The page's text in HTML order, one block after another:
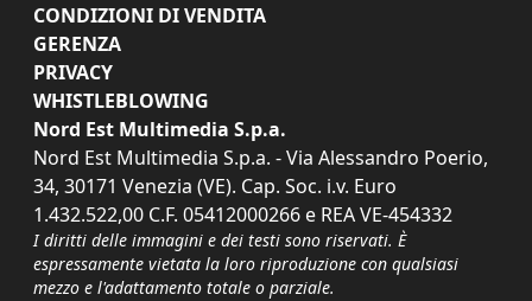
CONDIZIONI DI VENDITA
GERENZA
PRIVACY
WHISTLEBLOWING
Nord Est Multimedia S.p.a.
Nord Est Multimedia S.p.a. - Via Alessandro Poerio,
34, 30171 Venezia (VE). Cap. Soc. i.v. Euro
1.432.522,00 C.F. 05412000266 e REA VE-454332
I diritti delle immagini e dei testi sono riservati. È
espressamente vietata la loro riproduzione con qualsiasi
mezzo e l'adattamento totale o parziale.